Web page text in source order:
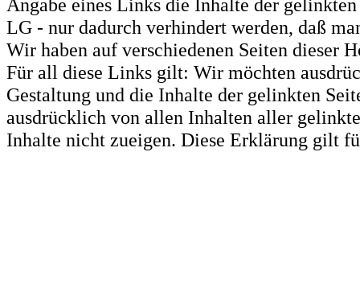
LG - nur dadurch verhindert werden, daß
Wir haben auf verschiedenen Seiten dieser
Für all diese Links gilt: Wir möchten
Gestaltung und die Inhalte der gelinkten
ausdrücklich von allen Inhalten aller
Inhalte nicht zueigen. Diese Erklärung gilt